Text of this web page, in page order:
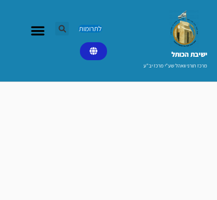
ישיבת הכותל​
מרכז תורני וואהל שע"י מרכז יב"ע
לתרומות